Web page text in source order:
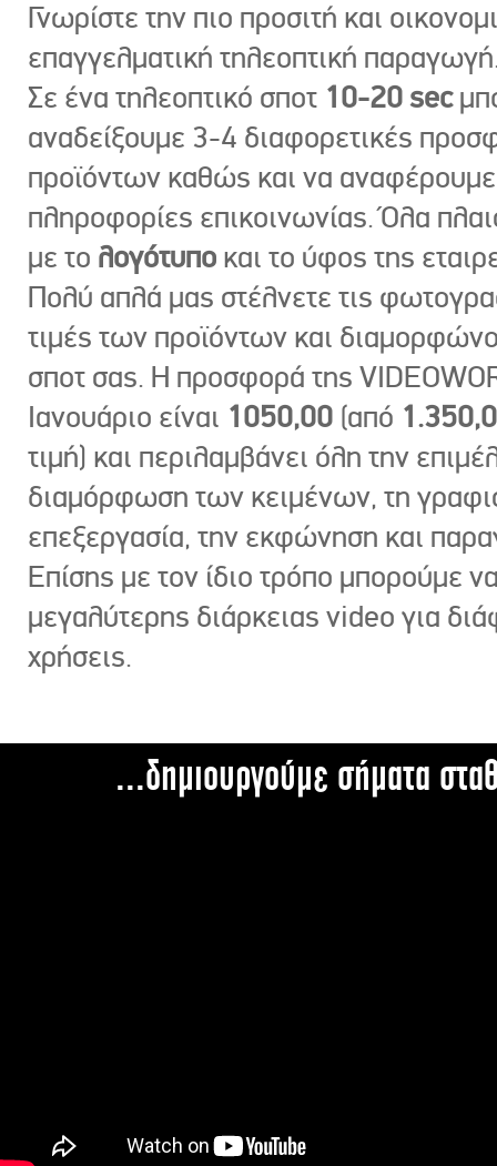
Γνωρίστε την πιο προσιτή και
επαγγελματική τηλεοπτική
Σε ένα τηλεοπτικό σποτ 10-20 sec
αναδείξουμε 3-4 διαφορετικές
προϊόντων καθώς και να
πληροφορίες επικοινωνίας. Όλα
με το λογότυπο και το ύφος της
Πολύ απλά μας στέλνετε τις
τιμές των προϊόντων και
σποτ σας. Η προσφορά της
Ιανουάριο είναι 1050,00 (από
τιμή) και περιλαμβάνει όλη την
διαμόρφωση των κειμένων, τη
επεξεργασία, την εκφώνηση και
Επίσης με τον ίδιο τρόπο μπορούμε
μεγαλύτερης διάρκειας video για
χρήσεις.
...δημιουργούμε σήματα